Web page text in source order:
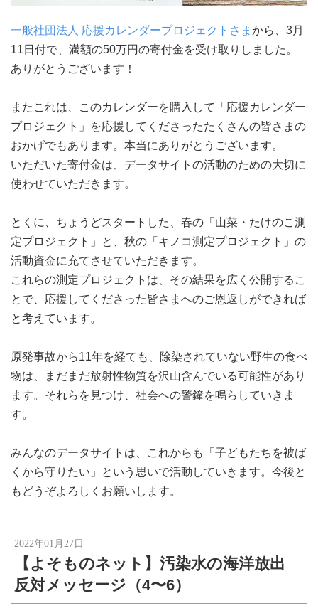
一般社団法人 応援カレンダープロジェクトさま から、3月
11日付で、満額の50万円の寄付金を受け取りしました。
ありがとうございます！
またこれは、このカレンダーを購入して「応援カレンダー
プロジェクト」を応援してくださったたくさんの皆さまの
おかげでもあります。本当にありがとうございます。
いただいた寄付金は、データサイトの活動のための大切に
使わせていただきます。
とくに、ちょうどスタートした、春の「山菜・たけのこ測
定プロジェクト」と、秋の「キノコ測定プロジェクト」の
活動資金に充てさせていただきます。
これらの測定プロジェクトは、その結果を広く公開するこ
とで、応援してくださった皆さまへのご恩返しができれば
と考えています。
原発事故から11年を経ても、除染されていない野生の食べ
物は、まだまだ放射性物質を沢山含んでいる可能性があり
ます。それらを見つけ、社会への警鐘を鳴らしていきま
す。
みんなのデータサイトは、これからも「子どもたちを被ば
くから守りたい」という思いで活動していきます。今後と
もどうぞよろしくお願いします。
2022年01月27日
【よそものネット】汚染水の海洋放出
反対メッセージ（4〜6）